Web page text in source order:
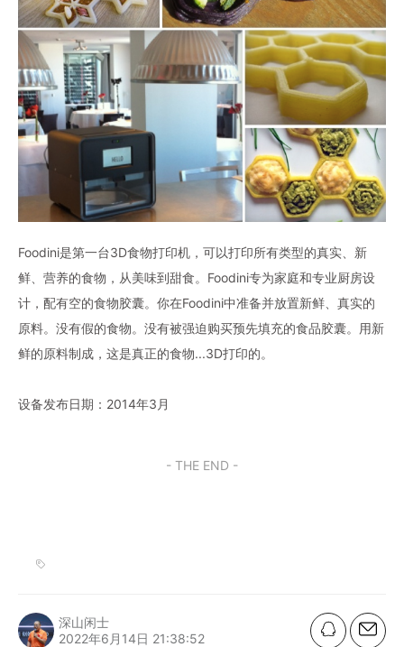
Foodini是第一台3D食物打印机，可以打印所有类型的真实、新
鲜、营养的食物，从美味到甜食。Foodini专为家庭和专业厨房设
计，配有空的食物胶囊。你在Foodini中准备并放置新鲜、真实的
原料。没有假的食物。没有被强迫购买预先填充的食品胶囊。用新
鲜的原料制成，这是真正的食物...3D打印的。
设备发布日期：2014年3月
- THE END -
深山闲士
2022年6月14日 21:38:52